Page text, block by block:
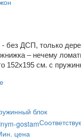
- без ДСП, только
– нечему
152х195 см. с
блок
цена